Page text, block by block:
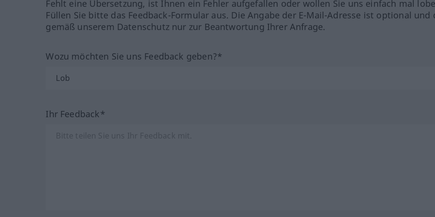
Fehlt eine Übersetzung, ist Ihnen ein Fehler aufgefallen oder wollen Sie uns einfach mal
Füllen Sie bitte das Feedback-Formular aus. Die Angabe der E-Mail-Adresse ist optional und
gemäß unserem Datenschutz nur zur Beantwortung Ihrer Anfrage.
Wozu möchten Sie uns Feedback geben?*
Ihr Feedback*